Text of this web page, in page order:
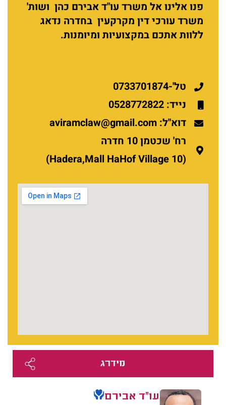
פנו אלינו אל משרד עו"ד אבירם כהן ושות'
משרד עורכי דין מקרקעין בחדרה נדאג
ללוות אתכם במקצועיות ומיומנות.
טל'-0733701874
נייד: 0528772822
דוא"ל: aviramclaw@gmail.com
רח' שכטמן 10 חדרה
(Hadera,Mall HaHof Village 10)